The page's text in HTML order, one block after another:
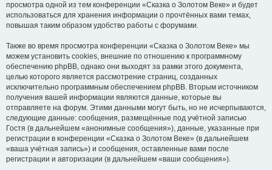
просмотра одной из тем конференции «Сказка о Золотом Веке» и будет
использоваться для хранения информации о прочтённых вами темах,
повышая таким образом удобство работы с форумами.
Также во время просмотра конференции «Сказка о Золотом Веке» мы
можем установить cookies, внешние по отношению к программному
обеспечению phpBB, однако они выходят за рамки этого документа,
целью которого является рассмотрение страниц, созданных
исключительно программным обеспечением phpBB. Вторым источником
получения вашей информации являются данные, которые вы
отправляете на форум. Этими данными могут быть, но не исчерпываются,
следующие данные: сообщения, размещённые под учётной записью
Гостя (в дальнейшем «анонимные сообщения»), данные, указанные при
регистрации в конференции «Сказка о Золотом Веке» (в дальнейшем
«ваша учётная запись») и сообщения, оставленные вами после
регистрации и авторизации (в дальнейшем «ваши сообщения»).